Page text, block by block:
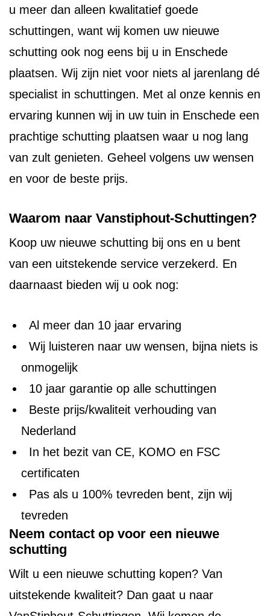
u meer dan alleen kwalitatief goede
schuttingen, want wij komen uw nieuwe
schutting ook nog eens bij u in Enschede
plaatsen. Wij zijn niet voor niets al jarenlang dé
specialist in schuttingen. Met al onze kennis en
ervaring kunnen wij in uw tuin in Enschede een
prachtige schutting plaatsen waar u nog lang
van zult genieten. Geheel volgens uw wensen
en voor de beste prijs.
Waarom naar Vanstiphout-Schuttingen?
Koop uw nieuwe schutting bij ons en u bent
van een uitstekende service verzekerd. En
daarnaast bieden wij u ook nog:
Al meer dan 10 jaar ervaring
Wij luisteren naar uw wensen, bijna niets is
onmogelijk
10 jaar garantie op alle schuttingen
Beste prijs/kwaliteit verhouding van
Nederland
In het bezit van CE, KOMO en FSC
certificaten
Pas als u 100% tevreden bent, zijn wij
tevreden
Neem contact op voor een nieuwe
schutting
Wilt u een nieuwe schutting kopen? Van
uitstekende kwaliteit? Dan gaat u naar